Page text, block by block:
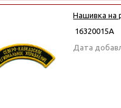
Нашивка на
16320015А
Дата